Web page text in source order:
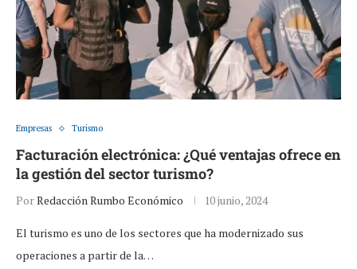
Empresas Turismo
Facturación electrónica: ¿Qué ventajas ofrece en
la gestión del sector turismo?
PorRedacción Rumbo Económico 10 junio, 2024
El turismo es uno de los sectores que ha modernizado sus
operaciones a partir de la…